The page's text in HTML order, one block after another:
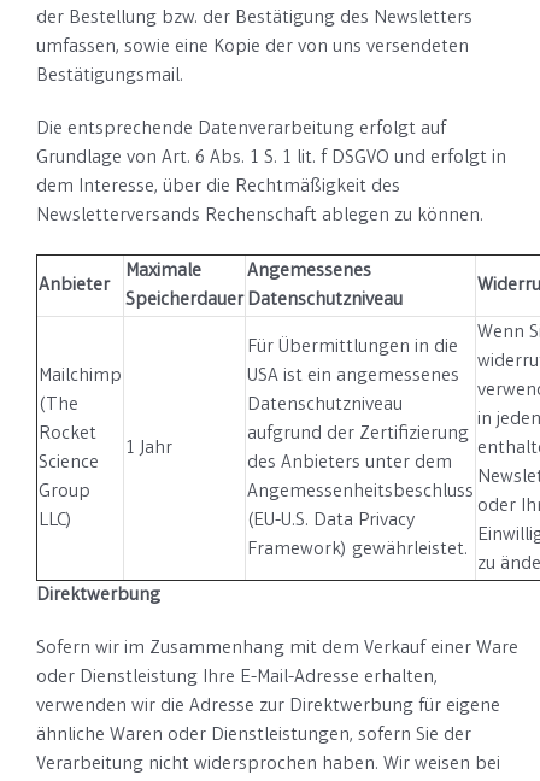
der Bestellung bzw. der Bestätigung des Newsletters
umfassen, sowie eine Kopie der von uns versendeten
Bestätigungsmail.
Die entsprechende Datenverarbeitung erfolgt auf
Grundlage von Art. 6 Abs. 1 S. 1 lit. f DSGVO und erfolgt in
dem Interesse, über die Rechtmäßigkeit des
Newsletterversands Rechenschaft ablegen zu können.
Anbieter
Maximale
Speicherdauer
Angemessenes
Datenschutzniveau
Mailchimp
(The
Rocket
Science
Group
LLC)
1 Jahr
Für Übermittlungen in die
USA ist ein angemessenes
Datenschutzniveau
aufgrund der Zertifizierung
des Anbieters unter dem
Angemessenheitsbeschluss
(EU-U.S. Data Privacy
Framework) gewährleistet.
Wenn
in
oder
zu
Direktwerbung
Sofern wir im Zusammenhang mit dem Verkauf einer Ware
oder Dienstleistung Ihre E-Mail-Adresse erhalten,
verwenden wir die Adresse zur Direktwerbung für eigene
ähnliche Waren oder Dienstleistungen, sofern Sie der
Verarbeitung nicht widersprochen haben. Wir weisen bei